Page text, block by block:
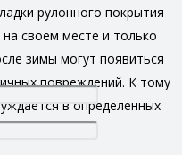
рулонного покрытия
своем месте и только
зимы могут появиться
повреждений. К тому
в определенных
уходу.